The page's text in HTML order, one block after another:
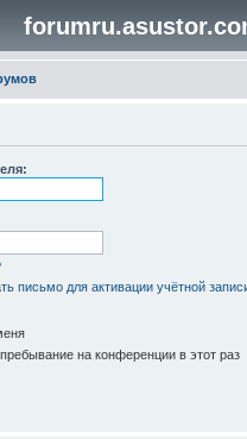
письмо для активации учётной
на конференции в этот раз